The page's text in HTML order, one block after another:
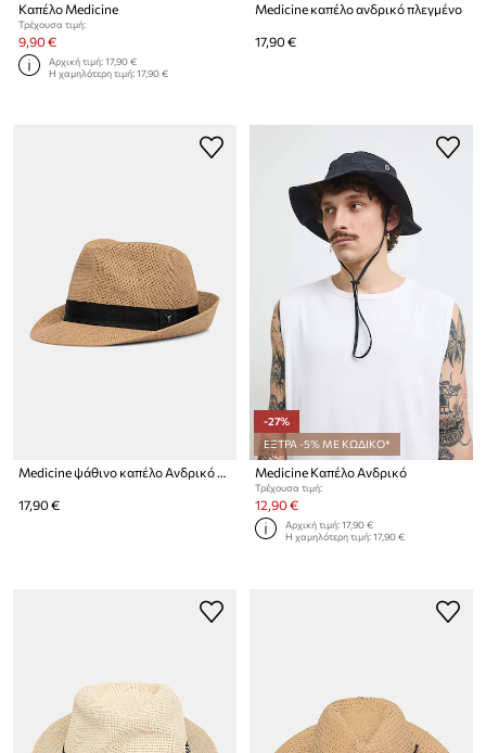
Καπέλο Medicine
Τρέχουσα τιμή:
9,90 €
Αρχική τιμή:17,90 €
Η χαμηλότερη τιμή:17,90 €
Medicine καπέλο ανδρικό πλεγμένο
17,90 €
Medicine ψάθινο καπέλο Ανδρικό πλεγμένο
17,90 €
-27%
ΕΞΤΡΑ -5% ΜΕ ΚΩΔΙΚΟ*
Medicine Καπέλο Ανδρικό
Τρέχουσα τιμή:
12,90 €
Αρχική τιμή:17,90 €
Η χαμηλότερη τιμή:17,90 €